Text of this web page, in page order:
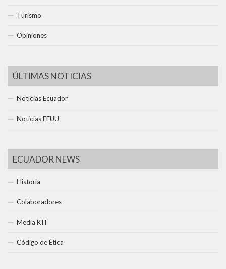
Turismo
Opiniones
ÚLTIMAS NOTICIAS
Noticias Ecuador
Noticias EEUU
ECUADOR NEWS
Historia
Colaboradores
Media KIT
Código de Ética